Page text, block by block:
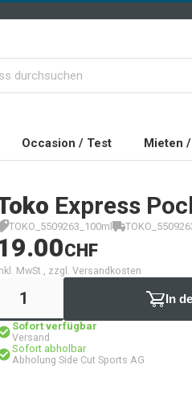
Occasion / Test Mieten
Express
TOKO_5509263_100ml
CHF
MwSt., zzgl. Versandkosten
In
Sofort verfügbar
Versand
Sofort abholbar
Abholung Side Cut Sports AG